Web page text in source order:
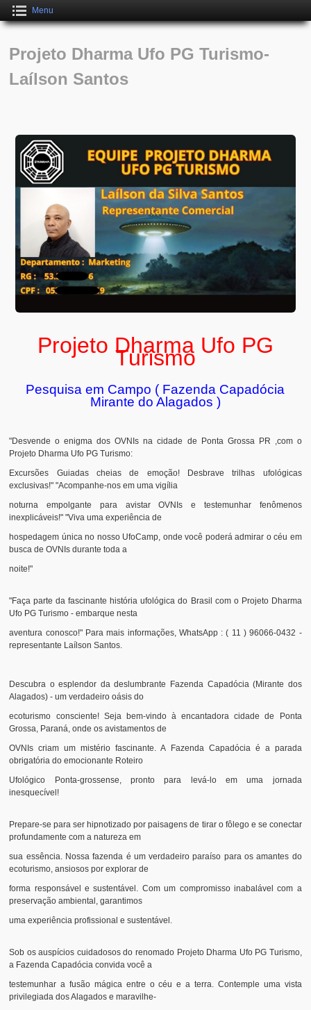
Menu
Projeto Dharma Ufo PG Turismo-
Laílson Santos
Projeto Dharma Ufo PG
Turismo
Pesquisa em Campo ( Fazenda Capadócia
Mirante do Alagados )
"Desvende o enigma dos OVNIs na cidade de Ponta Grossa PR ,com o
Projeto Dharma Ufo PG Turismo:
Excursões Guiadas cheias de emoção! Desbrave trilhas ufológicas
exclusivas!" "Acompanhe-nos em uma vigília
noturna empolgante para avistar OVNIs e testemunhar fenômenos
inexplicáveis!" "Viva uma experiência de
hospedagem única no nosso UfoCamp, onde você poderá admirar o céu em
busca de OVNIs durante toda a
noite!"
"Faça parte da fascinante história ufológica do Brasil com o Projeto Dharma
Ufo PG Turismo - embarque nesta
aventura conosco!" Para mais informações, WhatsApp : ( 11 ) 96066-0432 -
representante Laílson Santos.
Descubra o esplendor da deslumbrante Fazenda Capadócia (Mirante dos
Alagados) - um verdadeiro oásis do
ecoturismo consciente! Seja bem-vindo à encantadora cidade de Ponta
Grossa, Paraná, onde os avistamentos de
OVNIs criam um mistério fascinante. A Fazenda Capadócia é a parada
obrigatória do emocionante Roteiro
Ufológico Ponta-grossense, pronto para levá-lo em uma jornada
inesquecível!
Prepare-se para ser hipnotizado por paisagens de tirar o fôlego e se conectar
profundamente com a natureza em
sua essência. Nossa fazenda é um verdadeiro paraíso para os amantes do
ecoturismo, ansiosos por explorar de
forma responsável e sustentável. Com um compromisso inabalável com a
preservação ambiental, garantimos
uma experiência profissional e sustentável.
Sob os auspícios cuidadosos do renomado Projeto Dharma Ufo PG Turismo,
a Fazenda Capadócia convida você a
testemunhar a fusão mágica entre o céu e a terra. Contemple uma vista
privilegiada dos Alagados e maravilhe-